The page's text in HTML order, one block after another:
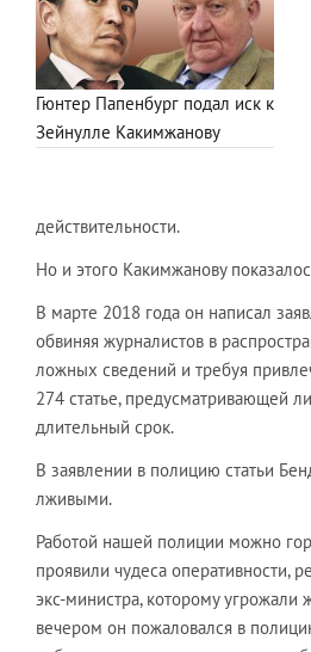
Гюнтер Папенбург подал иск к
Зейнулле Какимжанову
действительности.
Но и этого Какимжанову
В марте 2018 года он написал
обвиняя журналистов в
ложных сведений и требуя
274 статье, предусматривающей
длительный срок.
В заявлении в полицию статьи
лживыми.
Работой нашей полиции можно
проявили чудеса оперативности,
экс-министра, которому угрожали
вечером он пожаловался в